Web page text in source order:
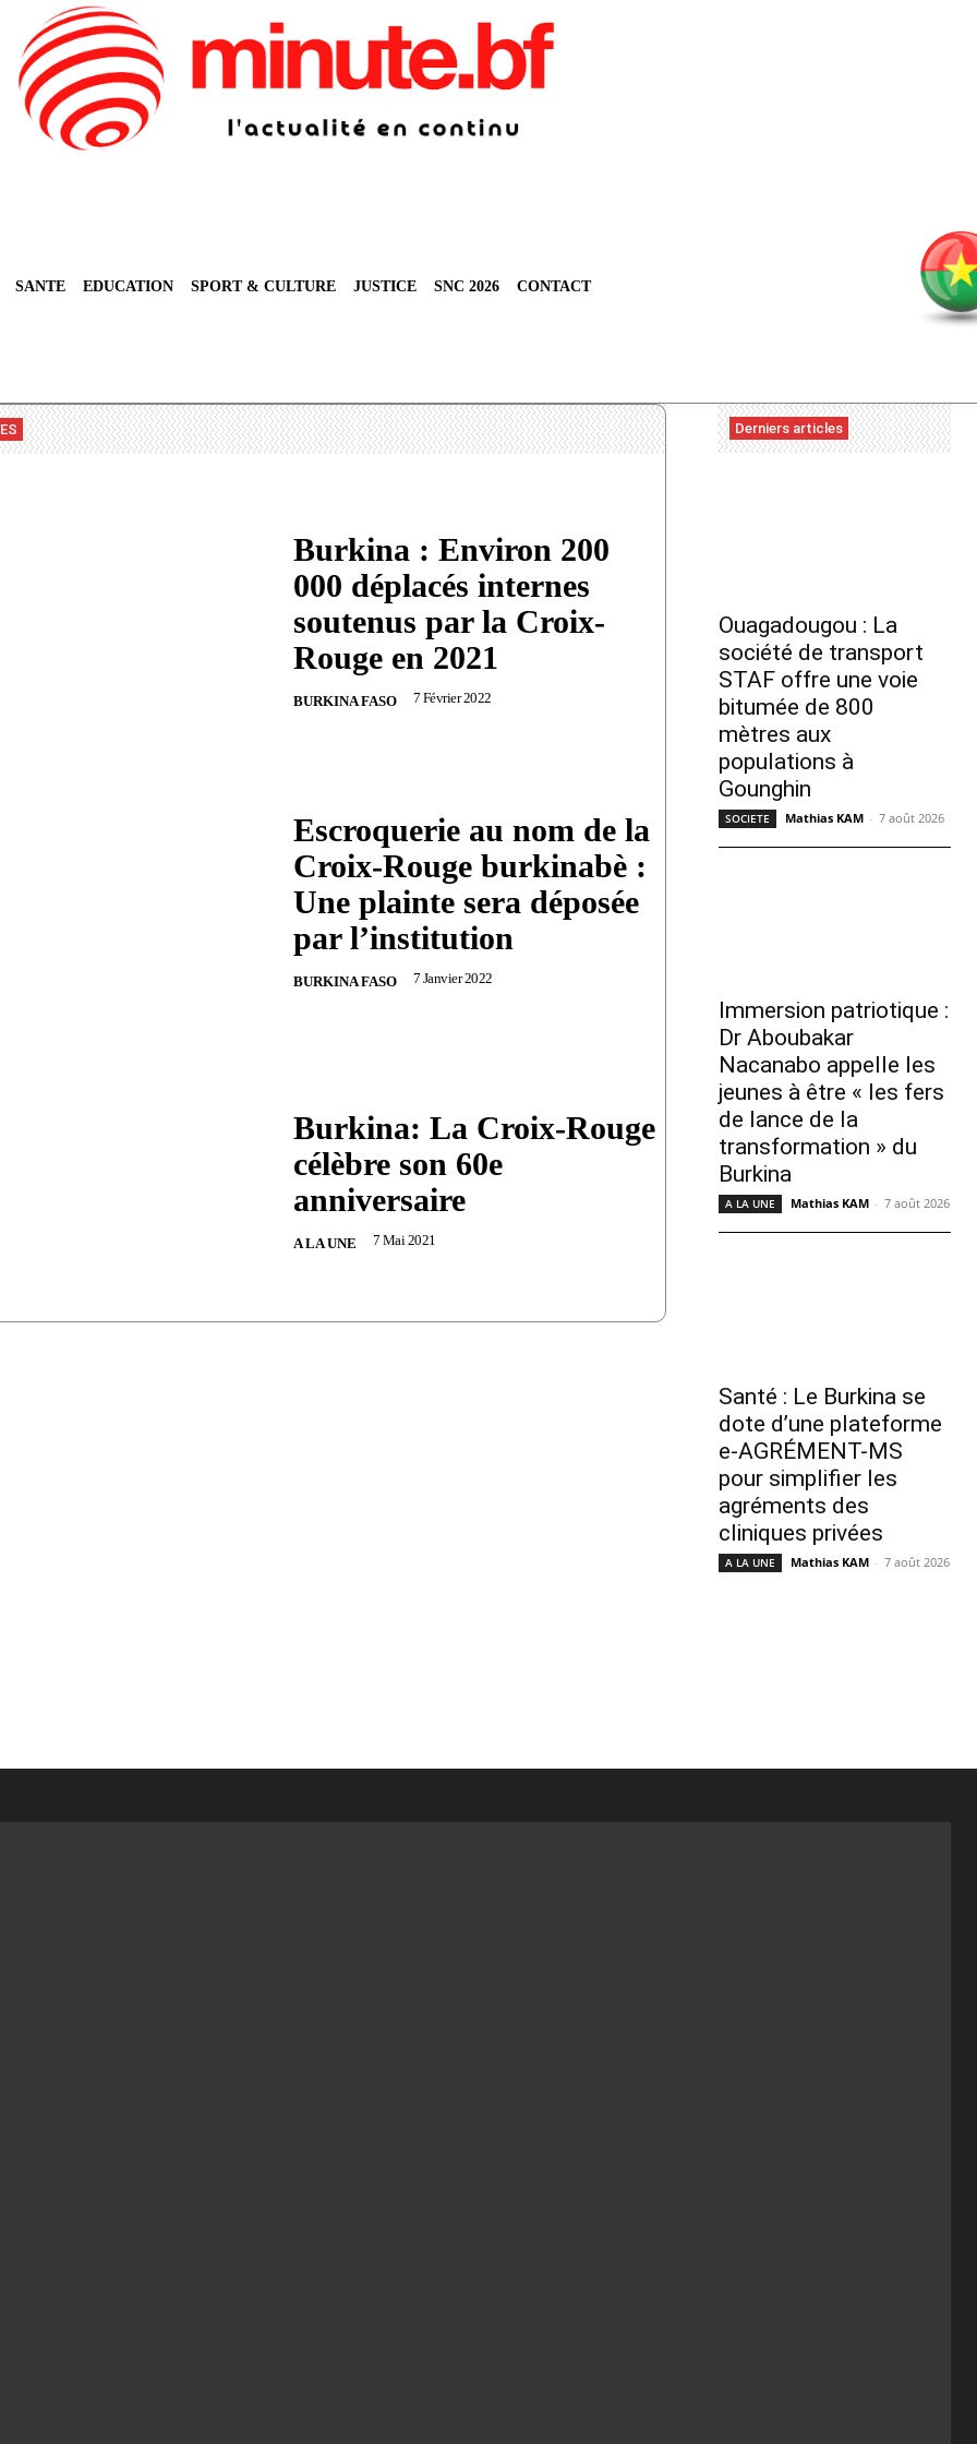
SANTE EDUCATION SPORT & CULTURE JUSTICE SNC 2026 CONTACT
Burkina : Environ 200
000 déplacés internes
soutenus par la Croix-
Rouge en 2021
BURKINA FASO 7 Février 2022
Escroquerie au nom de la
Croix-Rouge burkinabè :
Une plainte sera déposée
par l’institution
BURKINA FASO 7 Janvier 2022
Burkina: La Croix-Rouge
célèbre son 60e
anniversaire
A LA UNE 7 Mai 2021
Derniers articles
Ouagadougou : La
société de transport
STAF offre une voie
bitumée de 800
mètres aux
populations à
Gounghin
SOCIETE Mathias KAM - 7 août 2026
Immersion patriotique :
Dr Aboubakar
Nacanabo appelle les
jeunes à être « les fers
de lance de la
transformation » du
Burkina
A LA UNE Mathias KAM - 7 août 2026
Santé : Le Burkina se
dote d’une plateforme
e-AGRÉMENT-MS
pour simplifier les
agréments des
cliniques privées
A LA UNE Mathias KAM - 7 août 2026